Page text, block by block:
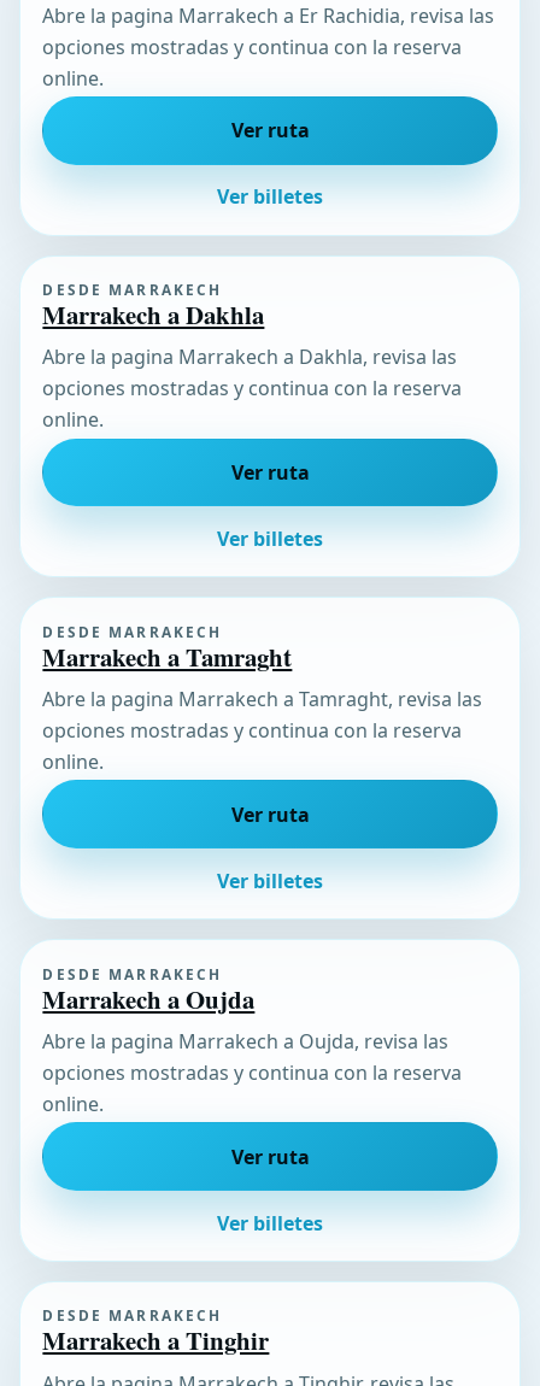
Abre la pagina Marrakech a Er Rachidia, revisa las
opciones mostradas y continua con la reserva
online.
Ver ruta
Ver billetes
DESDE MARRAKECH
Marrakech a Dakhla
Abre la pagina Marrakech a Dakhla, revisa las
opciones mostradas y continua con la reserva
online.
Ver ruta
Ver billetes
DESDE MARRAKECH
Marrakech a Tamraght
Abre la pagina Marrakech a Tamraght, revisa las
opciones mostradas y continua con la reserva
online.
Ver ruta
Ver billetes
DESDE MARRAKECH
Marrakech a Oujda
Abre la pagina Marrakech a Oujda, revisa las
opciones mostradas y continua con la reserva
online.
Ver ruta
Ver billetes
DESDE MARRAKECH
Marrakech a Tinghir